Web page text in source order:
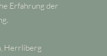
Erfahrung der
Herrliberg